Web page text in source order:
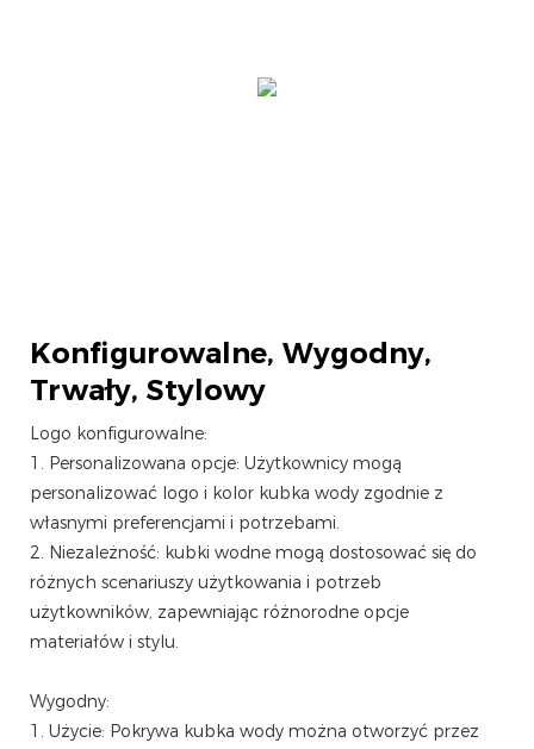
Konfigurowalne, Wygodny,
Trwały, Stylowy
Logo konfigurowalne:
1. Personalizowana opcje: Użytkownicy mogą
personalizować logo i kolor kubka wody zgodnie z
własnymi preferencjami i potrzebami.
2. Niezależność: kubki wodne mogą dostosować się do
różnych scenariuszy użytkowania i potrzeb
użytkowników, zapewniając różnorodne opcje
materiałów i stylu.
Wygodny:
1. Użycie: Pokrywa kubka wody można otworzyć przez